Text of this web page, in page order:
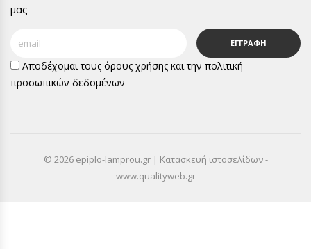
μας
ΕΓΓΡΑΦΗ
Αποδέχομαι τους όρους χρήσης και την πολιτική
προσωπικών δεδομένων
© 2026 epiplo-lamprou.gr | Κατασκευή ιστοσελίδων -
www.qualityweb.gr